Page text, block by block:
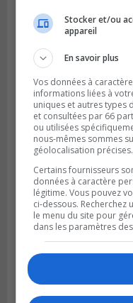
LONGUEUIL
Publié le 5 août 2026 à
Les Ducs
dans un match
Stocker et/ou
appareil
En savoir plus
Vos données à
informations liées à
uniques et autres types
et consultées par 66
ou utilisées
nous-mêmes sommes
géolocalisation précises.
Certains fournisseurs
données à caractère
légitime. Vous pouvez
ci-dessous. Recherchez
le menu du site pour
dans les paramètres